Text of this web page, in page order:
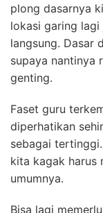
plong dasarnya
lokasi garing lagi
langsung. Dasar
supaya nantinya
genting.
Faset guru
diperhatikan
sebagai
kita kagak harus
umumnya.
Bisa lagi